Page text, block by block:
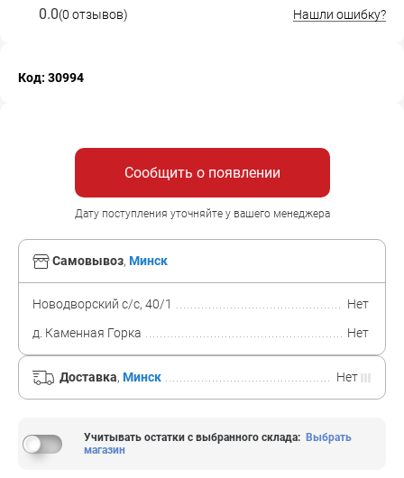
0.0(0 отзывов) Нашли ошибку?
Код: 30994
Сообщить о появлении
Дату поступления уточняйте у вашего менеджера
Самовывоз, Минск
Новодворский с/с, 40/1
Нет
д. Каменная Горка
Нет
Доставка, Минск Нет
Учитывать остатки с выбранного склада: Выбрать
магазин